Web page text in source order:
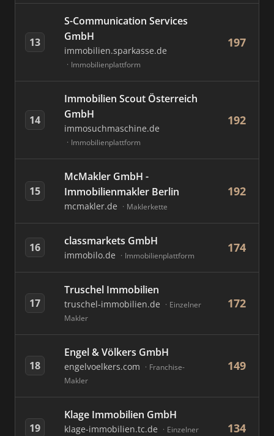
13
S-Communication Services
GmbH
immobilien.sparkasse.de
Immobilienplattform
197
14
Immobilien Scout Österreich
GmbH
immosuchmaschine.de
Immobilienplattform
192
15
McMakler GmbH -
Immobilienmakler Berlin
mcmakler.de Maklerkette
192
16 classmarkets GmbH
immobilo.de Immobilienplattform
174
17
Truschel Immobilien
truschel-immobilien.de
Einzelner
Makler
172
18
Engel & Völkers GmbH
engelvoelkers.com
Franchise-
Makler
149
19
Klage Immobilien GmbH
klage-immobilien.tc.de
Einzelner
134